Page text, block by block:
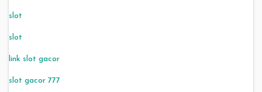
slot
slot
link slot gacor
slot gacor 777